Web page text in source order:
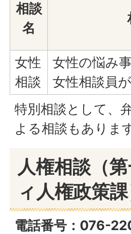
相談
名
女性
相談
女性の悩み
女性相談員
特別相談として、
よる相談もありま
人権相談（
ィ人権政策課
電話番号：076-